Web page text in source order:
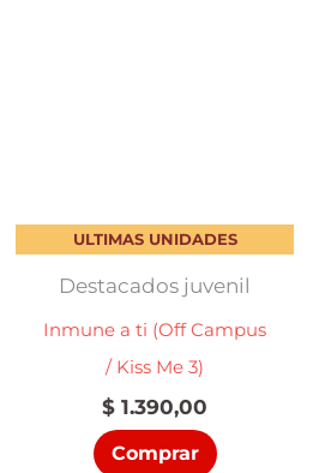
ULTIMAS UNIDADES
Destacados juvenil
Inmune a ti (Off Campus
/ Kiss Me 3)
$ 1.390,00
Comprar